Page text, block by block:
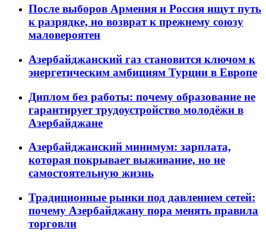
После выборов Армения и Россия ищут путь
к разрядке, но возврат к прежнему союзу
маловероятен
Азербайджанский газ становится ключом к
энергетическим амбициям Турции в Европе
Диплом без работы: почему образование не
гарантирует трудоустройство молодёжи в
Азербайджане
Азербайджанский минимум: зарплата,
которая покрывает выживание, но не
самостоятельную жизнь
Традиционные рынки под давлением сетей:
почему Азербайджану пора менять правила
торговли